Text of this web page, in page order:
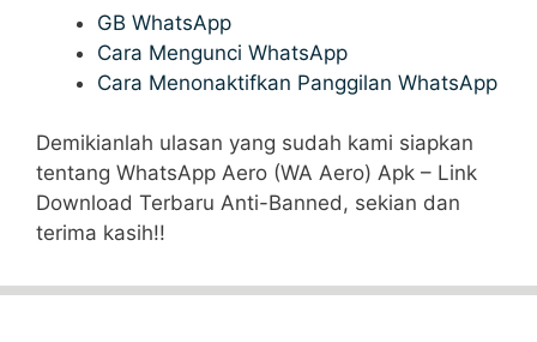
GB WhatsApp
Cara Mengunci WhatsApp
Cara Menonaktifkan Panggilan WhatsApp
Demikianlah ulasan yang sudah kami siapkan
tentang WhatsApp Aero (WA Aero) Apk – Link
Download Terbaru Anti-Banned, sekian dan
terima kasih!!